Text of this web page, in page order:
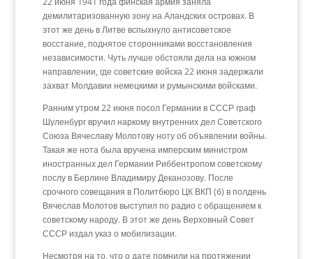
демилитаризованную зону на Аландских островах. В
этот же день в Литве вспыхнуло антисоветское
восстание, поднятое сторонниками восстановления
независимости. Чуть лучше обстояли дела на южном
направлении, где советские войска 22 июня задержали
захват Молдавии немецкими и румынскими войсками.
Ранним утром 22 июня посол Германии в СССР граф
Шуленбург вручил наркому внутренних дел Советского
Союза Вячеславу Молотову ноту об объявлении войны.
Такая же нота была вручена имперским министром
иностранных дел Германии Риббентропом советскому
послу в Берлине Владимиру Деканозову. После
срочного совещания в Политбюро ЦК ВКП (б) в полдень
Вячеслав Молотов выступил по радио с обращением к
советскому народу. В этот же день Верховный Совет
СССР издал указ о мобилизации.
Несмотря на то, что о дате помнили на протяжении